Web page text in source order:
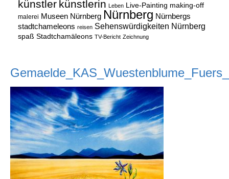
künstler künstlerin Leben Live-Painting making-off
malerei Museen Nürnberg Nürnberg Nürnbergs
stadtchameleons reisen Sehenswürdigkeiten Nürnberg
spaß Stadtchamäleons TV-Bericht Zeichnung